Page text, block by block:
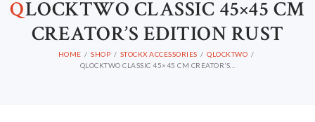
QLOCKTWO CLASSIC 45×45 CM
CREATOR’S EDITION RUST
HOME SHOP STOCKX ACCESSORIES
QLOCKTWO
QLOCKTWO CLASSIC 45×45 CM CREATOR’S...